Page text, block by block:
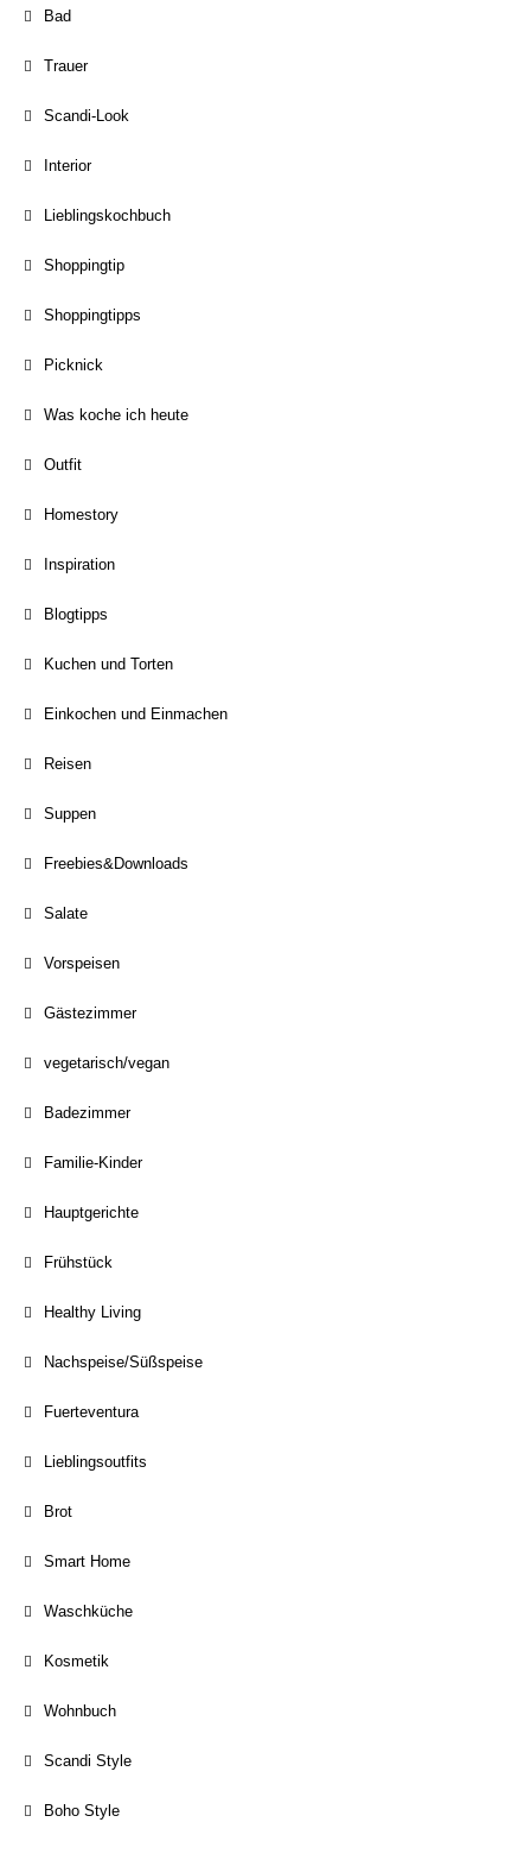
Bad
Trauer
Scandi-Look
Interior
Lieblingskochbuch
Shoppingtip
Shoppingtipps
Picknick
Was koche ich heute
Outfit
Homestory
Inspiration
Blogtipps
Kuchen und Torten
Einkochen und Einmachen
Reisen
Suppen
Freebies&Downloads
Salate
Vorspeisen
Gästezimmer
vegetarisch/vegan
Badezimmer
Familie-Kinder
Hauptgerichte
Frühstück
Healthy Living
Nachspeise/Süßspeise
Fuerteventura
Lieblingsoutfits
Brot
Smart Home
Waschküche
Kosmetik
Wohnbuch
Scandi Style
Boho Style